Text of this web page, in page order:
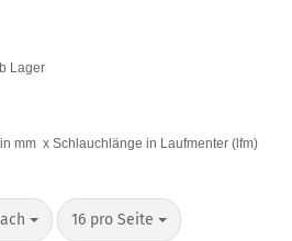
Lager
mm x Schlauchlänge in Laufmenter (lfm)
16 pro Seite
pro Seite